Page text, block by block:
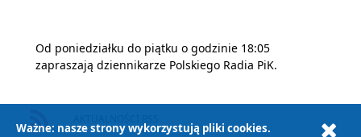
Od poniedziałku do piątku o godzinie 18:05
zapraszają dziennikarze Polskiego Radia PiK.
Ważne: nasze strony wykorzystują pliki cookies.